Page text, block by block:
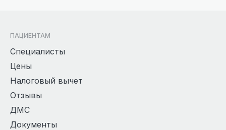
ПАЦИЕНТАМ
Специалисты
Цены
Налоговый вычет
Отзывы
ДМС
Документы